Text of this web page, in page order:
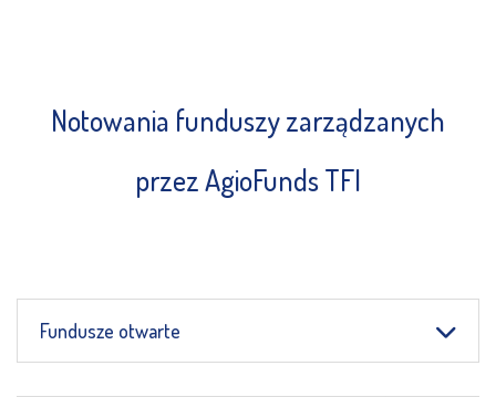
Notowania funduszy zarządzanych
przez AgioFunds TFI
Fundusze otwarte